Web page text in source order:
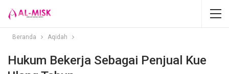
Beranda Aqidah
Hukum Bekerja Sebagai Penjual Kue